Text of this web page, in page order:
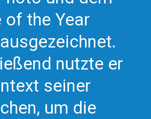
of the Year
nutzte er
seiner
um die